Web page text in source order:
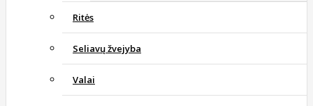
Ritės
Seliavų žvejyba
Valai